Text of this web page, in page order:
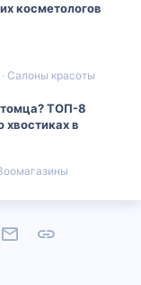
косметологов
Салоны красоты
ТОП-8
хвостиках в
Электронная почта